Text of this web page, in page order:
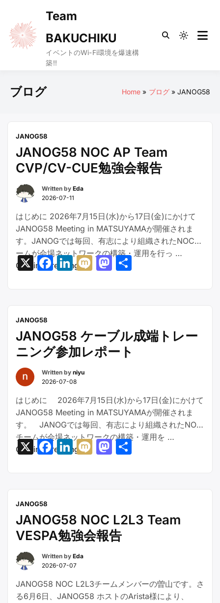
content
Team
BAKUCHIKU
イベントのWi-Fi環境を爆速構
築!!
Light
switch
ブログ Home ブログ JANOG58
JANOG58
JANOG58 NOC AP Team
CVP/CV-CUE勉強会報告
Written by Eda
2026-07-11
はじめに 2026年7月15日(水)から17日(金)にかけて
JANOG58 Meeting in MATSUYAMAが開催されま
す。JANOGでは毎回、有志により組織されたNOCチ
ームが会場ネットワークの構築・運用を行っ …
Continue reading“JANOG58
勉
強
報
X Facebook
LinkedIn
MixiMastodon
共
JANOG58
JANOG58 ケーブル成端トレー
ニング参加レポート
Written by niyu
2026-07-08
はじめに 2026年7月15日(水)から17日(金)にかけて
JANOG58 Meeting in MATSUYAMAが開催されま
す。 JANOGでは毎回、有志により組織されたNOC
チームが会場ネットワークの構築・運用を …
Continue reading“JANOG58
端
ト
ー
ン
グ
X Facebook
LinkedIn
MixiMastodon
共
JANOG58
JANOG58 NOC L2L3 Team
VESPA勉強会報告
Written by Eda
2026-07-07
JANOG58 NOC L2L3チームメンバーの曽山です。さ
る6月6日、JANOG58 ホストのArista様により、